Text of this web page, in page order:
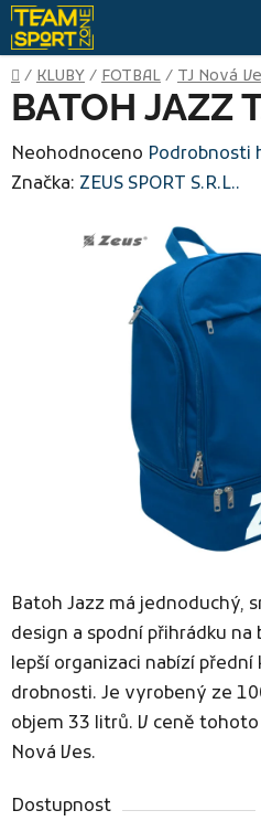
Přejít
na
obsah
Domů
/ KLUBY / FOTBAL / TJ Nová
Batoh Jazz má jednoduchý,
design a spodní přihrádku
lepší organizaci nabízí přední
drobnosti. Je vyrobený ze
objem 33 litrů. V ceně
Nová Ves.
Dostupnost
BATOH JAZZ
Průměrné
hodnocení
Neohodnoceno Podrobnosti
Značka: ZEUS SPORT S.R.L..